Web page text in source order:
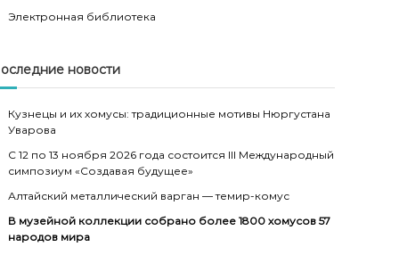
Электронная библиотека
новости
Кузнецы и их хомусы: традиционные мотивы Нюргустана
Уварова
С 12 по 13 ноября 2026 года состоится III Международный
симпозиум «Создавая будущее»
Алтайский металлический варган — темир-комус
В музейной коллекции собрано более 1800 хомусов 57
народов мира